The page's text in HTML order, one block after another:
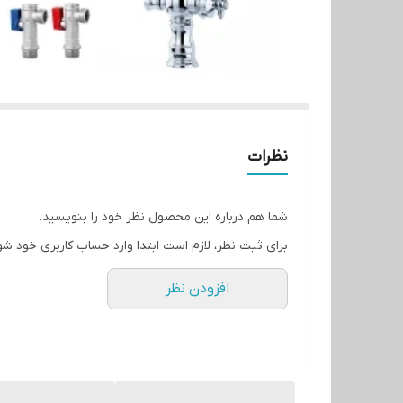
نظرات
شما هم درباره این محصول نظر خود را بنویسید.
برای ثبت نظر، لازم است ابتدا وارد حساب کاربری خود
افزودن نظر